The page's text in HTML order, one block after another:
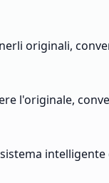
originali,
l'originale,